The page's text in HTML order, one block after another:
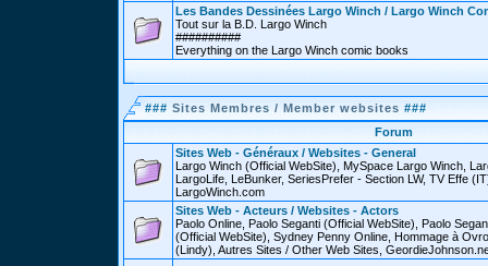
Les Bandes Dessinées Largo Winch / Largo Winch
Tout sur la B.D. Largo Winch
##########
Everything on the Largo Winch comic books
### Sites Membres / Member websites ###
Forum
Sites Web - Généraux / Websites - General
Largo Winch (Official WebSite), MySpace Largo Winch,
LargoLife, LeBunker, SeriesPrefer - Section LW, TV Effe
LargoWinch.com
Sites Web - Acteurs / Websites - Actors
Paolo Online, Paolo Seganti (Official WebSite), Paolo
(Official WebSite), Sydney Penny Online, Hommage à
(Lindy), Autres Sites / Other Web Sites,